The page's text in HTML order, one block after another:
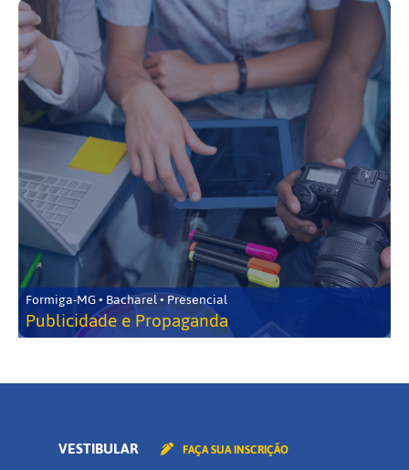
Formiga-MG • Bacharel • Presencial
Publicidade e Propaganda
VESTIBULAR FAÇA SUA INSCRIÇÃO